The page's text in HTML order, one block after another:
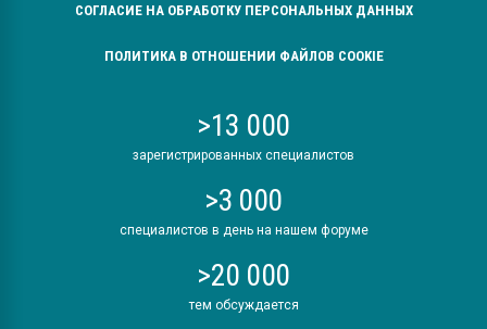
СОГЛАСИЕ НА ОБРАБОТКУ ПЕРСОНАЛЬНЫХ ДАННЫХ
ПОЛИТИКА В ОТНОШЕНИИ ФАЙЛОВ COOKIE
>13 000
зарегистрированных специалистов
>3 000
специалистов в день на нашем форуме
>20 000
тем обсуждается